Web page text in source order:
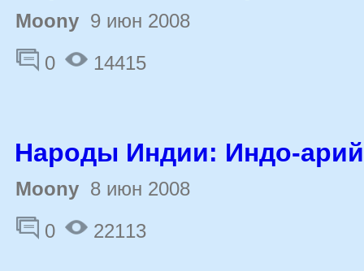
Moony 9 июн 2008
0
14415
Народы Индии: Индо-
Moony 8 июн 2008
0
22113